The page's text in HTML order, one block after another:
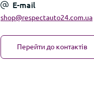
E-mail
shop@respectauto24.com.ua
Перейти до контактів